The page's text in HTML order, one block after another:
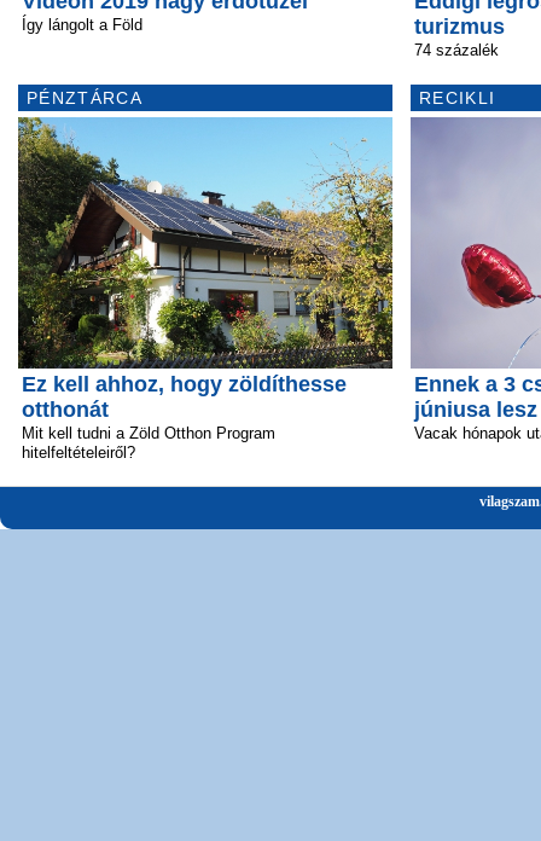
Így lángolt a Föld
PÉNZTÁRCA
Ez kell ahhoz, hogy zöldíthesse
otthonát
Mit kell tudni a Zöld Otthon Program
hitelfeltételeiről?
turizmus
74 százalék
RECIKLI
Ennek a 3
júniusa lesz
Vacak hónapok